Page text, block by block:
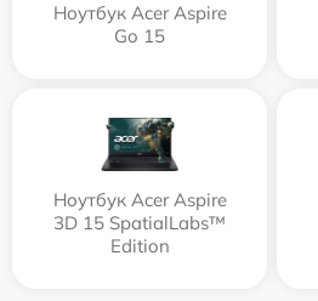
Ноутбук Acer Aspire
Go 15
Ноутбук Acer Aspire
3D 15 SpatialLabs™
Edition